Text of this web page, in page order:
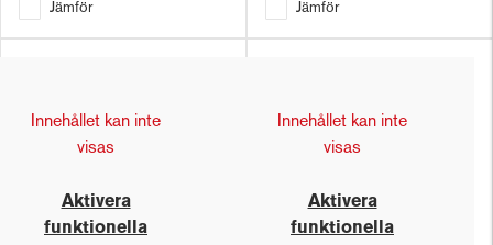
Jämför Jämför
Innehållet kan inte
visas
Aktivera
funktionella
Innehållet kan inte
visas
Aktivera
funktionella